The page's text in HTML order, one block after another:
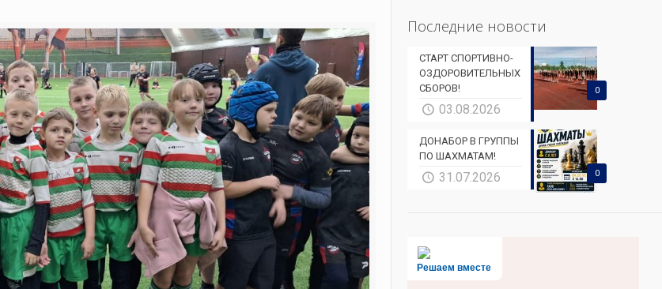
Последние новости
0
СТАРТ СПОРТИВНО-
ОЗДОРОВИТЕЛЬНЫХ
СБОРОВ!
03.08.2026
0
ДОНАБОР В ГРУППЫ
ПО ШАХМАТАМ!
31.07.2026
Решаем вместе